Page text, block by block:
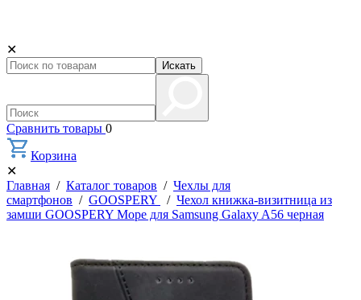
✕
Искать
Сравнить товары 0
Корзина
✕
Главная / Каталог товаров / Чехлы для
смартфонов / GOOSPERY / Чехол книжка-визитница из
замши GOOSPERY Mope для Samsung Galaxy A56 черная